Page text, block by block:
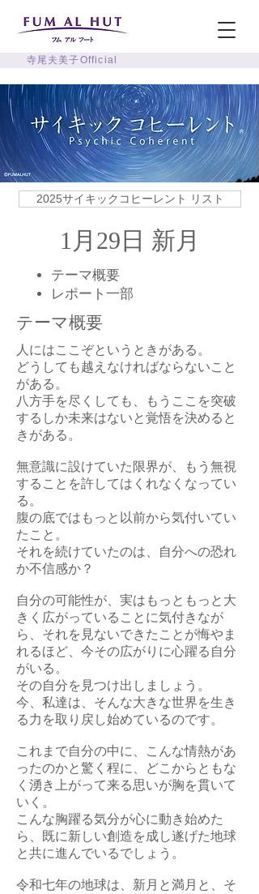
寺尾夫美子Official
2025サイキックコヒーレント リスト
1月29日 新月
テーマ概要
​レポート一部
テーマ概要
人にはここぞというときがある。
どうしても越えなければならないこと
がある。
八方手を尽くしても、もうここを突破
するしか未来はないと覚悟を決めると
きがある。
無意識に設けていた限界が、もう無視
することを許してはくれなくなってい
る。
腹の底ではもっと以前から気付いてい
たこと。
それを続けていたのは、自分への恐れ
か不信感か？
自分の可能性が、実はもっともっと大
きく広がっていることに気付きなが
ら、それを見ないできたことが悔やま
れるほど、今その広がりに心躍る自分
がいる。
その自分を見つけ出しましょう。
今、私達は、そんな大きな世界を生き
る力を取り戻し始めているのです。
これまで自分の中に、こんな情熱があ
ったのかと驚く程に、どこからともな
く湧き上がって来る思いが胸を貫いて
いく。
こんな胸躍る気分が心に動き始めた
ら、既に新しい創造を成し遂げた地球
と共に進んでいるでしょう。
令和七年の地球は、新月と満月と、そ